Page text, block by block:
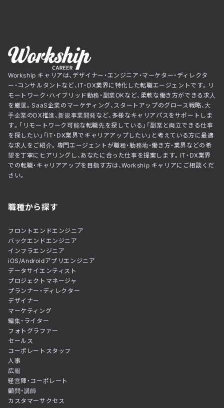
Workship キャリアは、デザイナー・エンジニア・マーケター・ディレクタ
ー・コンサルタントなど、IT・DX業界に特化した転職エージェントです。リ
モートワーク・ハイブリッド勤務・副業OKなど、柔軟な働き方ができる求人
を厳選。SaaS企業のマーケティング、スタートアップのグロース戦略、大
手企業のDX推進、新規事業開発など、多様なキャリアパスをサポートしま
す。「リモートワーク可能な転職先を探している」「副業と両立できる仕事
を探したい」「IT・DX業界でキャリアアップしたい」と考えている方に最適
な求人をご紹介。専門エージェントが職種・勤務地・働き方・業界などの希
望を丁寧にヒアリングし、あなたに合った仕事を提案します。IT・DX業界
での転職・キャリアアップを目指す方は、Workship キャリアにご相談くだ
さい。
職種から探す
フロントエンドエンジニア
バックエンドエンジニア
インフラエンジニア
iOS/Androidアプリエンジニア
データサイエンティスト
プロジェクトマネージャ
プランナー・ディレクター
デザイナー
マーケティング
編集・ライター
フォトグラファー
セールス
コーポレートスタッフ
人事
広報
経営陣・コーポレート
顧問・講師
カスタマーサクセス